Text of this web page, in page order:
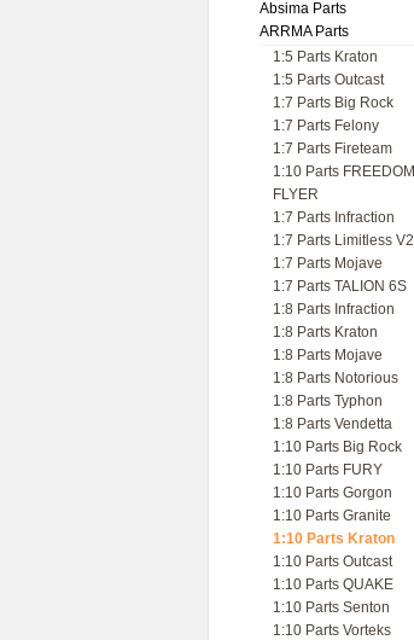
Absima Parts
ARRMA Parts
1:5 Parts Kraton
1:5 Parts Outcast
1:7 Parts Big Rock
1:7 Parts Felony
1:7 Parts Fireteam
1:10 Parts FREEDOM
FLYER
1:7 Parts Infraction
1:7 Parts Limitless V2
1:7 Parts Mojave
1:7 Parts TALION 6S
1:8 Parts Infraction
1:8 Parts Kraton
1:8 Parts Mojave
1:8 Parts Notorious
1:8 Parts Typhon
1:8 Parts Vendetta
1:10 Parts Big Rock
1:10 Parts FURY
1:10 Parts Gorgon
1:10 Parts Granite
1:10 Parts Kraton
1:10 Parts Outcast
1:10 Parts QUAKE
1:10 Parts Senton
1:10 Parts Vorteks